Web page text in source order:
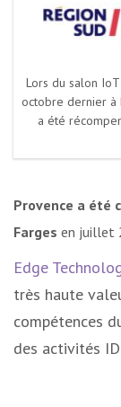
Lors du salon
octobre dernier à
a été
Provence a été
Farges en juillet
Edge
très haute
compétences
des activités